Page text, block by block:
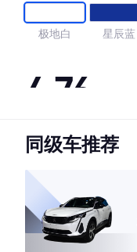
极地白 星辰蓝
4.76
·外观表现较为优秀，
·空间表现较为优秀，
同级车推荐